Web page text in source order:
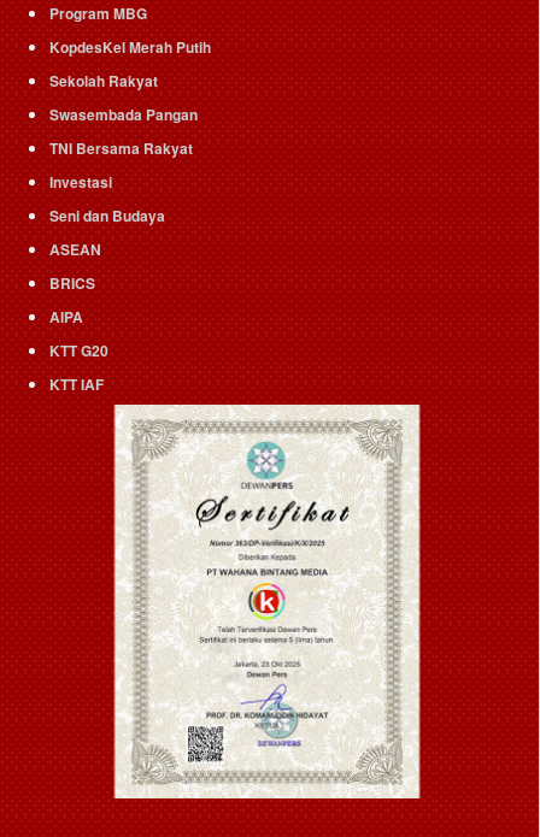
Program MBG
KopdesKel Merah Putih
Sekolah Rakyat
Swasembada Pangan
TNI Bersama Rakyat
Investasi
Seni dan Budaya
ASEAN
BRICS
AIPA
KTT G20
KTT IAF